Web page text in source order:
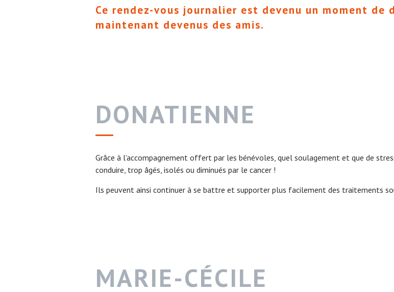
Ce rendez-vous journalier est devenu un moment
maintenant devenus des amis.
DONATIENNE
Grâce à l’accompagnement offert par les bénévoles, quel soulagement et que de
conduire, trop âgés, isolés ou diminués par le cancer !
Ils peuvent ainsi continuer à se battre et supporter plus facilement des traitements
MARIE-CÉCILE